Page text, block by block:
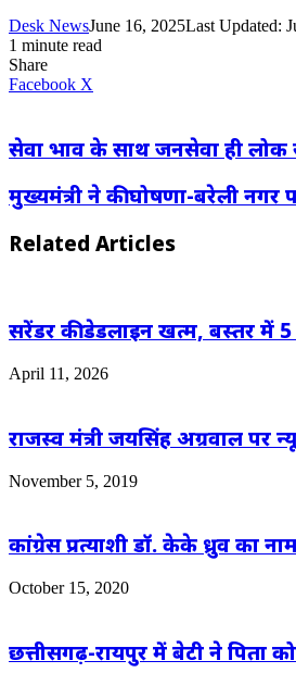
Desk NewsJune 16, 2025Last Updated:
1 minute read
Share
Facebook X
सेवा भाव के साथ जनसेवा ही लोक
मुख्यमंत्री ने की घोषणा-बरेली नगर
Related Articles
सरेंडर की डेडलाइन खत्म, बस्तर में
April 11, 2026
राजस्व मंत्री जयसिंह अग्रवाल पर
November 5, 2019
कांग्रेस प्रत्याशी डॉ. केके ध्रुव का
October 15, 2020
छत्तीसगढ़-रायपुर में बेटी ने पिता